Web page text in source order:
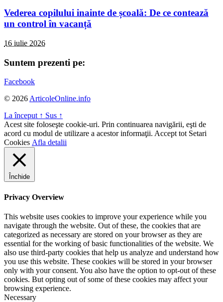
Vederea copilului inainte de școală: De ce contează
un control în vacanță
16 iulie 2026
Suntem prezenti pe:
Facebook
© 2026 ArticoleOnline.info
La început ↑ Sus ↑
Acest site foloseşte cookie-uri. Prin continuarea navigării, eşti de
acord cu modul de utilizare a acestor informaţii. Accept tot Setari
Cookies Afla detalii
Închide
Privacy Overview
This website uses cookies to improve your experience while you
navigate through the website. Out of these, the cookies that are
categorized as necessary are stored on your browser as they are
essential for the working of basic functionalities of the website. We
also use third-party cookies that help us analyze and understand how
you use this website. These cookies will be stored in your browser
only with your consent. You also have the option to opt-out of these
cookies. But opting out of some of these cookies may affect your
browsing experience.
Necessary